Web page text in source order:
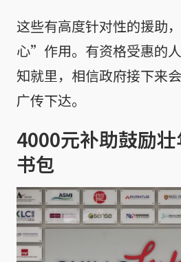
这些有高度针对性的援助
心”作用。有资格受惠的
知就里，相信政府接下来
广传下达。
4000元补助鼓励
书包